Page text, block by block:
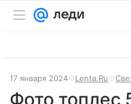
17 января 2024 Lenta.Ru
Фото топлес